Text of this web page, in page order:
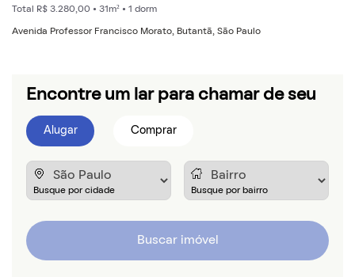
Encontre um lar para chamar de seu
Alugar Comprar
Buscar imóvel
Total R$ 3.280,00 • 31m² • 1 dorm
Avenida Professor Francisco Morato, Butantã, São Paulo